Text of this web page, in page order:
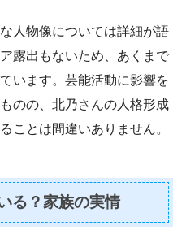
人物像については詳細が語
露出もないため、あくまで
います。芸能活動に影響を
のの、北乃さんの人格形成
ことは間違いありません。
る？家族の実情